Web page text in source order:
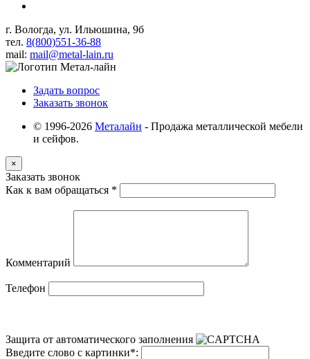
г. Вологда, ул. Ильюшина, 9б
тел. 8(800)551-36-88
mail: mail@metal-lain.ru
Задать вопрос
Заказать звонок
© 1996-2026 Металайн - Продажа металлической мебели
и сейфов.
×
Заказать звонок
Как к вам обращаться *
Комментарий
Телефон
Защита от автоматического заполнения
Введите слово с картинки*: